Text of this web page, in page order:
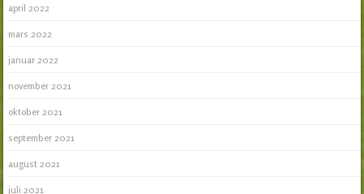
april 2022
mars 2022
januar 2022
november 2021
oktober 2021
september 2021
august 2021
juli 2021